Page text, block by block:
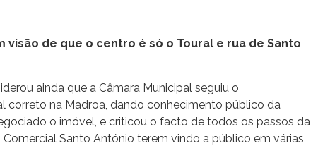
visão de que o centro é só o Toural e rua de Santo
ainda que a Câmara Municipal seguiu o
correto na Madroa, dando conhecimento público da
o imóvel, e criticou o facto de todos os passos da
Santo António terem vindo a público em várias